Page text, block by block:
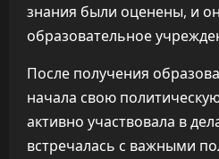
знания были оценены, и
образовательное
После получения
начала свою
активно участвовала в
встречалась с важными